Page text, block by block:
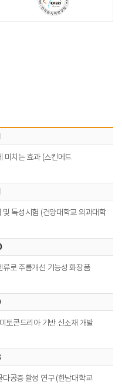
미치는 효과 (스킨메드
독성시험 (건양대학교 의과대학
로 주름개선 기능성 화장품
토콘드리아 기반 신소재 개발
공증 활성 연구 (한남대학교